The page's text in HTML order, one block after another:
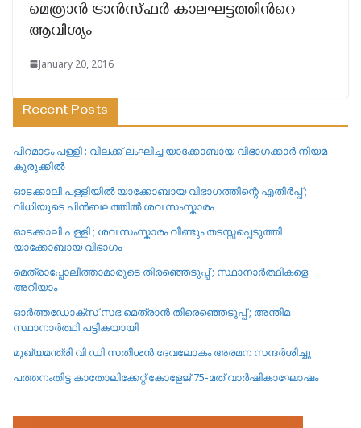
മെത്രാന്‍ ട്രാന്‍സ്ഫര്‍ കാലഘട്ടത്തിന്‍റെ
ആവിശ്യം
January 20, 2016
Recent Posts
പിറമാടം പള്ളി : വിലക്ക് ലംഘിച്ച യാക്കോബായ വിഭാഗക്കാർ നിയമ
കുരുക്കിൽ
ഓടക്കാലി പള്ളിയിൽ യാക്കോബായ വിഭാഗത്തിന്റെ എതിർപ്പ് ;
വിധിയുടെ പിൻബലത്തിൽ ശവ സംസ്കാരം
ഓടക്കാലി പള്ളി ; ശവ സംസ്കാരം വീണ്ടും തടസ്സപ്പെടുത്തി
യാക്കോബായ വിഭാഗം
മെത്രാപ്പോലീത്താമാരുടെ തിരഞ്ഞെടുപ്പ് ; സ്ഥാനാർത്ഥികളെ
അറിയാം
ഓർത്തഡോക്സ് സഭ മെത്രാൻ തിരെഞ്ഞെടുപ്പ് ; അന്തിമ
സ്ഥാനാർത്ഥി പട്ടികയായി
മുഖ്യമന്ത്രി വി ഡി സതീശൻ ദേവലോകം അരമന സന്ദർശിച്ചു
പത്തനംതിട്ട കാതോലിക്കേറ്റ്‌ കോളേജ്‌ 75-മത് വാർഷികാഘോഷം